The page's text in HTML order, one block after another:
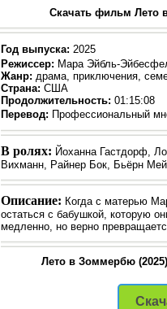
Скачать фильм Лето
Год выпуска: 2025
Режиссер: Мара Эйбль-
Жанр: драма, приключения,
Страна: США
Продолжительность: 01:15:08
Перевод: Профессиональный
В ролях: Йоханна Гастдорф,
Вихманн, Райнер Бок, Бьёрн
Описание: Когда с матерью
остаться с бабушкой, которую
медленно, но верно
Лето в Зоммербю